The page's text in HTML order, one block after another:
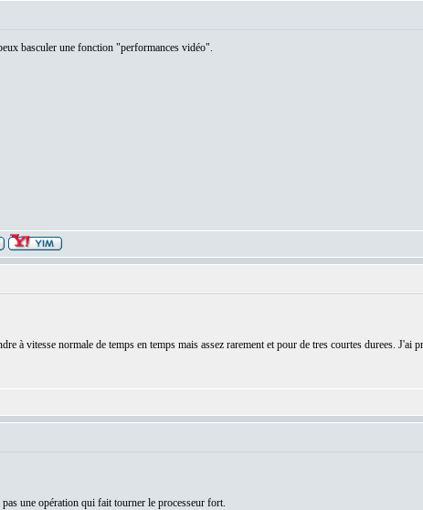
basculer une fonction "performances vidéo".
à vitesse normale de temps en temps mais assez rarement et pour de tres courtes durees. J'ai
une opération qui fait tourner le processeur fort.